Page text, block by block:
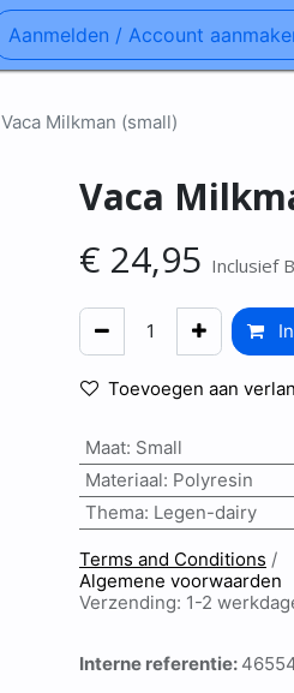
Aanmelden / Account
Vaca Milkman (small)
Vaca
€ 24,95 Inclusief
Toevoegen aan
Maat: Small
Materiaal: Polyresin
Thema: Legen-dairy
Terms and Conditions /
Algemene voorwaarden
Verzending: 1-2
Interne referentie: